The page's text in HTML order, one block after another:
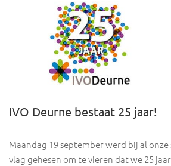
IVO Deurne bestaat 25 jaar!
Maandag 19 september werd bij al onze
vlag gehesen om te vieren dat we 25